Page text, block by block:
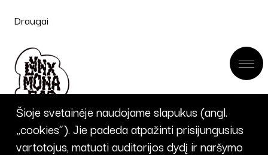
Draugai
Šioje svetainėje naudojame slapukus (angl.
„cookies“). Jie padeda atpažinti prisijungusius
vartotojus, matuoti auditorijos dydį ir naršymo